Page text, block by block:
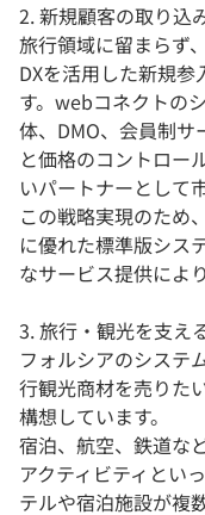
2. 新規顧客の取り込
旅行領域に留まらず
DXを活用した新規
す。webコネクトの
体、DMO、会員制サ
と価格のコントロー
いパートナーとして
この戦略実現のため
に優れた標準版シス
なサービス提供によ
3. 旅行・観光を支え
フォルシアのシステ
行観光商材を売りた
構想しています。
宿泊、航空、鉄道な
アクティビティとい
テルや宿泊施設が複